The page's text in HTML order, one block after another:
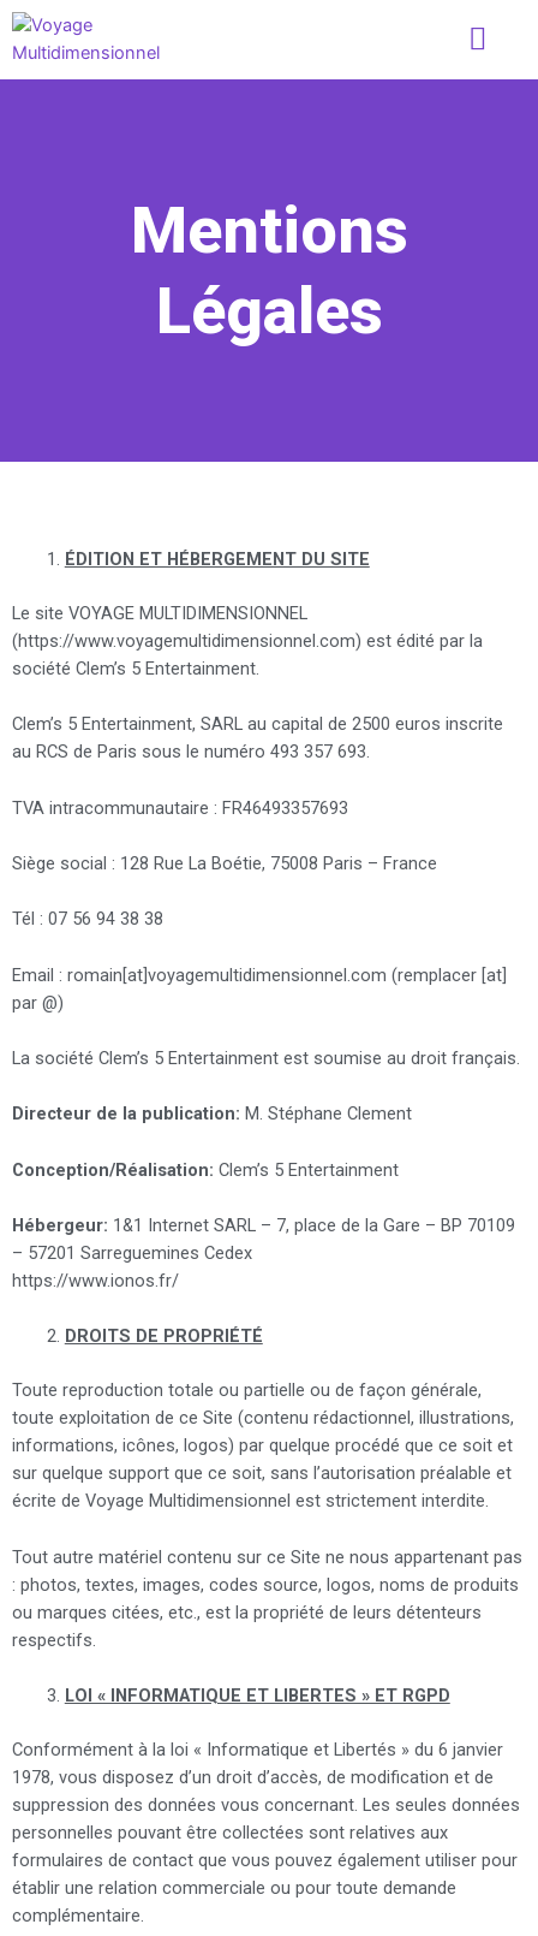
Aller
Mentions
Légales
ÉDITION ET HÉBERGEMENT DU SITE
Le site VOYAGE MULTIDIMENSIONNEL
(https://www.voyagemultidimensionnel.com) est édité par la
société Clem’s 5 Entertainment.
Clem’s 5 Entertainment, SARL au capital de 2500 euros inscrite
au RCS de Paris sous le numéro 493 357 693.
TVA intracommunautaire : FR46493357693
Siège social : 128 Rue La Boétie, 75008 Paris – France
Tél : 07 56 94 38 38
Email : romain[at]voyagemultidimensionnel.com (remplacer [at]
par @)
La société Clem’s 5 Entertainment est soumise au droit français.
Directeur de la publication: M. Stéphane Clement
Conception/Réalisation: Clem’s 5 Entertainment
Hébergeur: 1&1 Internet SARL – 7, place de la Gare – BP 70109
– 57201 Sarreguemines Cedex
https://www.ionos.fr/
DROITS DE PROPRIÉTÉ
Toute reproduction totale ou partielle ou de façon générale,
toute exploitation de ce Site (contenu rédactionnel, illustrations,
informations, icônes, logos) par quelque procédé que ce soit et
sur quelque support que ce soit, sans l’autorisation préalable et
écrite de Voyage Multidimensionnel est strictement interdite.
Tout autre matériel contenu sur ce Site ne nous appartenant pas
: photos, textes, images, codes source, logos, noms de produits
ou marques citées, etc., est la propriété de leurs détenteurs
respectifs.
LOI « INFORMATIQUE ET LIBERTES » ET RGPD
Conformément à la loi « Informatique et Libertés » du 6 janvier
1978, vous disposez d’un droit d’accès, de modification et de
suppression des données vous concernant. Les seules données
personnelles pouvant être collectées sont relatives aux
formulaires de contact que vous pouvez également utiliser pour
établir une relation commerciale ou pour toute demande
complémentaire.